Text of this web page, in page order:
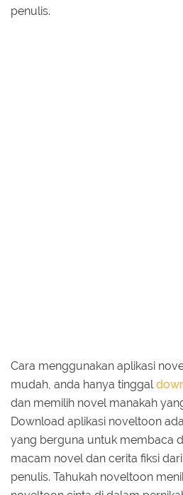
penulis.
Cara menggunakan aplikasi
mudah, anda hanya tinggal
dan memilih novel manakah
Download aplikasi noveltoon
yang berguna untuk membaca
macam novel dan cerita fiksi
penulis. Tahukah noveltoon